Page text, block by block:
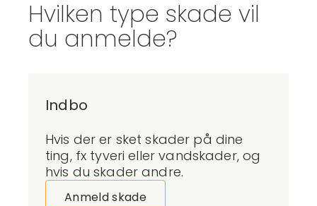
Hvilken type skade vil
du anmelde?
Indbo
Hvis der er sket skader på dine
ting,fx tyveri eller vandskader, og
hvis du skader andre.
Anmeld skade